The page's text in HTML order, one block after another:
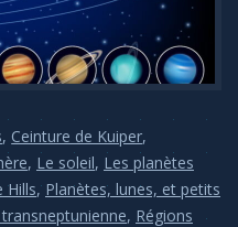
, Ceinture de Kuiper,
, Le soleil, Les planètes
Hills, Planètes, lunes, et petits
, Régions